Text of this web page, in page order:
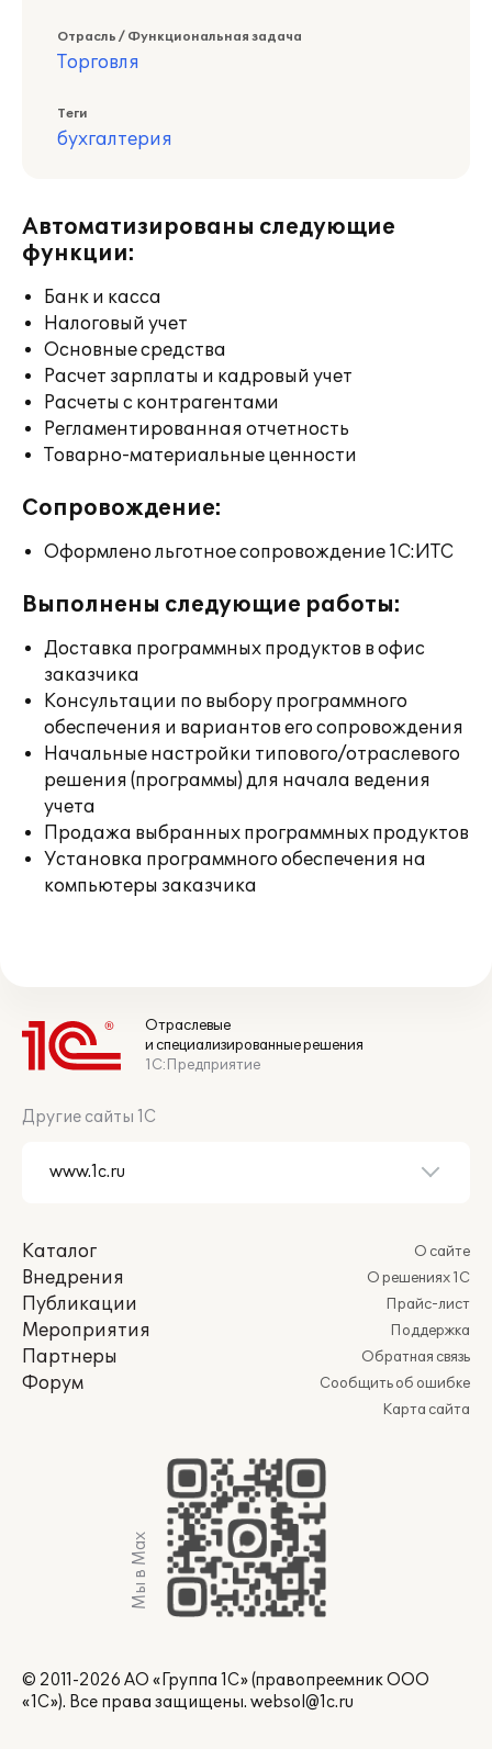
Отрасль / Функциональная задача
Торговля
Теги
бухгалтерия
Автоматизированы следующие
функции:
Банк и касса
Налоговый учет
Основные средства
Расчет зарплаты и кадровый учет
Расчеты с контрагентами
Регламентированная отчетность
Товарно-материальные ценности
Сопровождение:
Оформлено льготное сопровождение 1С:ИТС
Выполнены следующие работы:
Доставка программных продуктов в офис
заказчика
Консультации по выбору программного
обеспечения и вариантов его сопровождения
Начальные настройки типового/отраслевого
решения (программы) для начала ведения
учета
Продажа выбранных программных продуктов
Установка программного обеспечения на
компьютеры заказчика
Отраслевые
и специализированные решения
1С:Предприятие
Другие сайты 1С
Каталог
Внедрения
Публикации
Мероприятия
Партнеры
Форум
О сайте
О решениях 1С
Прайс-лист
Поддержка
Обратная связь
Сообщить об ошибке
Карта сайта
Мы в Max
© 2011-2026 АО «Группа 1С» (правопреемник ООО
«1С»). Все права защищены. websol@1c.ru